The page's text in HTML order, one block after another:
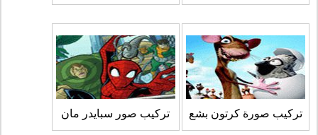
تركيب صورة كرتون بشع تركيب صور سبايدر مان